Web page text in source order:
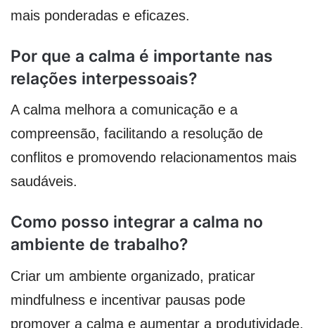
mais ponderadas e eficazes.
Por que a calma é importante nas
relações interpessoais?
A calma melhora a comunicação e a
compreensão, facilitando a resolução de
conflitos e promovendo relacionamentos mais
saudáveis.
Como posso integrar a calma no
ambiente de trabalho?
Criar um ambiente organizado, praticar
mindfulness e incentivar pausas pode
promover a calma e aumentar a produtividade.